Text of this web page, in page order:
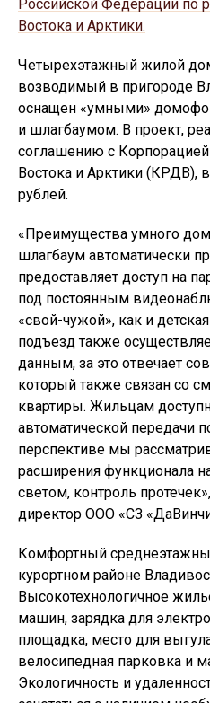
Российской Федерации по
Востока и Арктики.
Четырехэтажный жилой
возводимый в пригороде
оснащен «умными»
и шлагбаумом. В проект,
соглашению с
Востока и Арктики (КРДВ),
рублей.
«Преимущества умного
шлагбаум автоматически
предоставляет доступ на
под постоянным
«свой-чужой», как и
подъезд также
данным, за это отвечает
который также связан со
квартиры. Жильцам
автоматической передачи
перспективе мы
расширения функционала
светом, контроль
директор ООО «СЗ
Комфортный
курортном районе
Высокотехнологичное
машин, зарядка для
площадка, место для
велосипедная парковка и
Экологичность и